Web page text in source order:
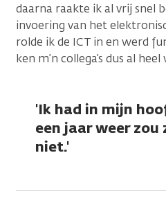
daarna raakte ik al vrij snel
invoering van het
rolde ik de ICT in en werd
ken m’n collega’s dus al
'Ik had in mijn
een jaar weer
niet.'